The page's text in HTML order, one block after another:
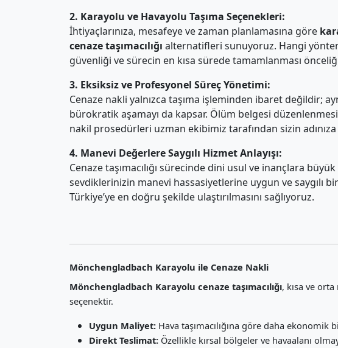
2. Karayolu ve Havayolu Taşıma Seçenekleri:
İhtiyaçlarınıza, mesafeye ve zaman planlamasına göre
cenaze taşımacılığı alternatifleri sunuyoruz. Hangi
güvenliği ve sürecin en kısa sürede tamamlanması
3. Eksiksiz ve Profesyonel Süreç Yönetimi:
Cenaze nakli yalnızca taşıma işleminden ibaret değildir;
bürokratik aşamayı da kapsar. Ölüm belgesi
nakil prosedürleri uzman ekibimiz tarafından sizin
4. Manevi Değerlere Saygılı Hizmet Anlayışı:
Cenaze taşımacılığı sürecinde dini usul ve inançlara
sevdiklerinizin manevi hassasiyetlerine uygun ve saygılı
Türkiye’ye en doğru şekilde ulaştırılmasını sağlıyoruz.
Mönchengladbach Karayolu ile Cenaze Nakli
Mönchengladbach Karayolu cenaze taşımacılığı, kısa ve
seçenektir.
Uygun Maliyet: Hava taşımacılığına göre daha ekonomik
Direkt Teslimat: Özellikle kırsal bölgeler ve havaalanı